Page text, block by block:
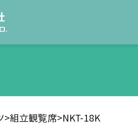
組立観覧席 NKT-18K